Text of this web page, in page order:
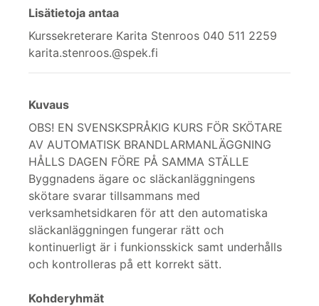
Lisätietoja antaa
Kurssekreterare Karita Stenroos 040 511 2259
karita.stenroos.@spek.fi
Kuvaus
OBS! EN SVENSKSPRÅKIG KURS FÖR SKÖTARE
AV AUTOMATISK BRANDLARMANLÄGGNING
HÅLLS DAGEN FÖRE PÅ SAMMA STÄLLE
Byggnadens ägare oc släckanläggningens
skötare svarar tillsammans med
verksamhetsidkaren för att den automatiska
släckanläggningen fungerar rätt och
kontinuerligt är i funkionsskick samt underhålls
och kontrolleras på ett korrekt sätt.
Kohderyhmät